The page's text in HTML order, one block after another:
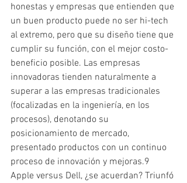
honestas y empresas que entienden que
un buen producto puede no ser hi-tech
al extremo, pero que su diseño tiene que
cumplir su función, con el mejor costo-
beneficio posible. Las empresas
innovadoras tienden naturalmente a
superar a las empresas tradicionales
(focalizadas en la ingeniería, en los
procesos), denotando su
posicionamiento de mercado,
presentado productos con un continuo
proceso de innovación y mejoras.9
Apple versus Dell, ¿se acuerdan? Triunfó